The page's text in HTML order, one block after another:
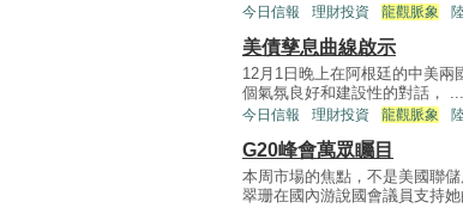
今日信報 理財投資 龍觀脈象
美債孳息曲線啟示
12月1日晚上在阿根廷的中美
個氣氛良好和建設性的對話， ...
今日信報 理財投資 龍觀脈象
G20峰會萬眾矚目
本周市場的焦點，不是美國聯
翠珊在國內游說國會議員支持